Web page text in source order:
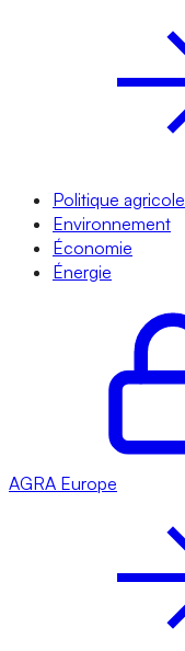
Politique agricole
Environnement
Économie
Énergie
AGRA Europe